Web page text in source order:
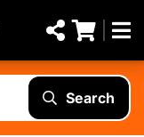
Search